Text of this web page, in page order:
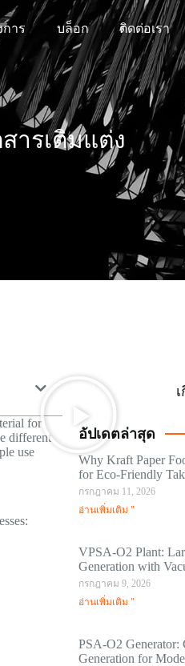
การ บล็อก ติดต่อเรา
ารเติมแต่ง
for
different
use
อัปเดตล่าสุด
Why Kraft Paper
for Eco-Friendly
กรกฎาคม 11, 2026
อ่านเพิ่มเติม "
VPSA-O2 Plant:
Generation with
กรกฎาคม 9, 2026
อ่านเพิ่มเติม "
PSA-O2 Generator:
Generation for